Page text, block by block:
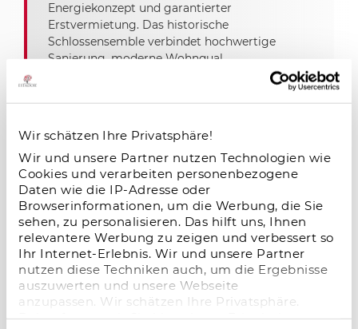
Wir schätzen Ihre Privatsphäre!
Wir und unsere Partner nutzen Technologien wie
Cookies und verarbeiten personenbezogene
Daten wie die IP-Adresse oder
Browserinformationen, um die Werbung, die Sie
sehen, zu personalisieren. Das hilft uns, Ihnen
relevantere Werbung zu zeigen und verbessert so
Ihr Internet-Erlebnis. Wir und unsere Partner
nutzen diese Techniken auch, um die Ergebnisse
auszuwerten und unsere Webseite
anzupassen. Wir schätzen Ihre Privatsphäre.
Daher fragen wir Sie hiermit um Erlaubnis zum
Energiekonzept und garantierter
Erstvermietung. Das historische
Schlossensemble verbindet hochwertige
Sanierung, moderne Wohnqual
Wachstum, hohe Nachfrage und attraktive
Renditechancen
09.01.2026
Microliving-Investments überzeugen mit
hoher Nachfrage, stabiler Auslastung und
attraktiven Renditechancen – ein
zukunftsstarkes Segment im deutschen
Immobilienmarkt.